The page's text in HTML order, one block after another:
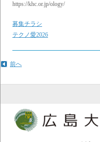
https://khc.or.jp/ology/
募集チラシ
テクノ愛2026
前へ